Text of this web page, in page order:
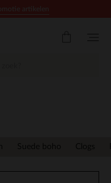
Suede boho Clogs